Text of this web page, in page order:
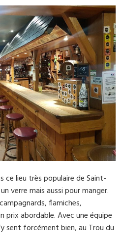
ce lieu très populaire de Saint-
verre mais aussi pour manger.
flamiches,
abordable. Avec une équipe
sent forcément bien, au Trou du